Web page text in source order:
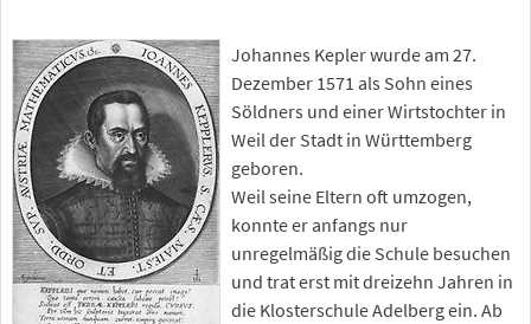
Johannes Kepler wurde am 27.
Dezember 1571 als Sohn eines
Söldners und einer Wirtstochter in
Weil der Stadt in Württemberg
geboren.
Weil seine Eltern oft umzogen,
konnte er anfangs nur
unregelmäßig die Schule besuchen
und trat erst mit dreizehn Jahren in
die Klosterschule Adelberg ein. Ab